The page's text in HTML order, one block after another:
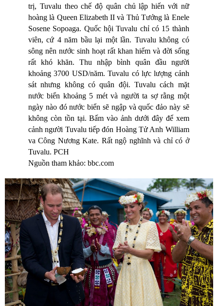
trị, Tuvalu theo chế độ quân chủ lập hiến với nữ
hoàng là Queen Elizabeth II và Thủ Tướng là Enele
Sosene Sopoaga. Quốc hội Tuvalu chỉ có 15 thành
viên, cứ 4 năm bầu lại một lần. Tuvalu không có
sông nên nước sinh hoạt rất khan hiếm và đời sống
rất khó khăn. Thu nhập bình quân đầu người
khoảng 3700 USD/năm. Tuvalu có lực lượng cảnh
sát nhưng không có quân đội. Tuvalu cách mặt
nước biển khoảng 5 mét và người ta sợ rằng một
ngày nào đó nước biển sẽ ngập và quốc đảo này sẽ
không còn tồn tại. Bấm vào ảnh dưới đây để xem
cảnh người Tuvalu tiếp đón Hoàng Tử Anh William
va Công Nương Kate. Rất ngộ nghĩnh và chỉ có ở
Tuvalu. PCH
Nguồn tham khảo: bbc.com